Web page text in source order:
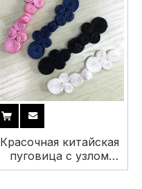
Красочная китайская
пуговица с узлом
шеф-повара